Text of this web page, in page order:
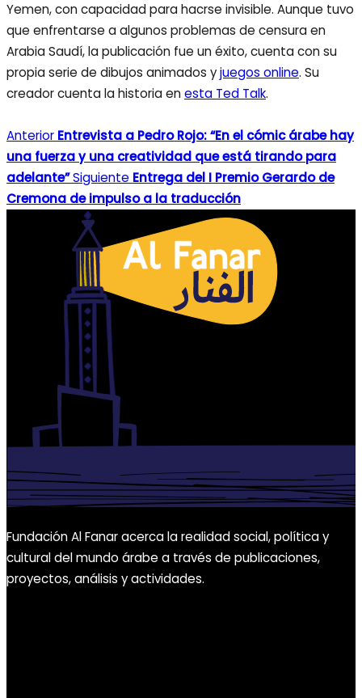
Yemen, con capacidad para hacrse invisible. Aunque tuvo
que enfrentarse a algunos problemas de censura en
Arabia Saudí, la publicación fue un éxito, cuenta con su
propia serie de dibujos animados yjuegos online. Su
creador cuenta la historia enesta Ted Talk.
Anterior Entrevista a Pedro Rojo: “En el cómic árabe hay
una fuerza y una creatividad que está tirando para
adelante”Siguiente Entrega del I Premio Gerardo de
Cremona de impulso a la traducción
Fundación Al Fanar acerca la realidad social, política y
cultural del mundo árabe a través de publicaciones,
proyectos, análisis y actividades.